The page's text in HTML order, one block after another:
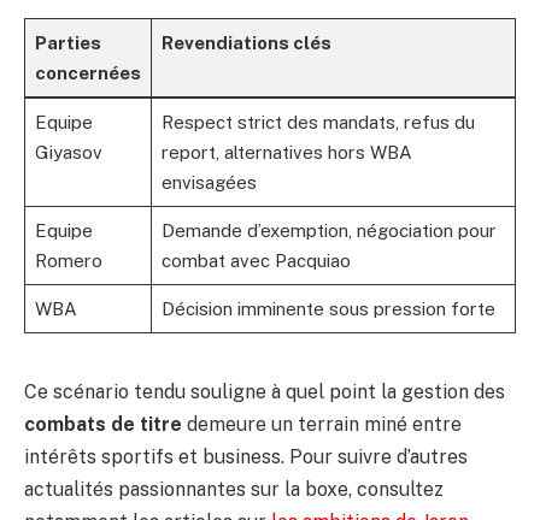
Parties
concernées
Revendiations clés
Equipe
Giyasov
Respect strict des mandats, refus du
report, alternatives hors WBA
envisagées
Equipe
Romero
Demande d’exemption, négociation pour
combat avec Pacquiao
WBA Décision imminente sous pression forte
Ce scénario tendu souligne à quel point la gestion des
combats de titre demeure un terrain miné entre
intérêts sportifs et business. Pour suivre d’autres
actualités passionnantes sur la boxe, consultez